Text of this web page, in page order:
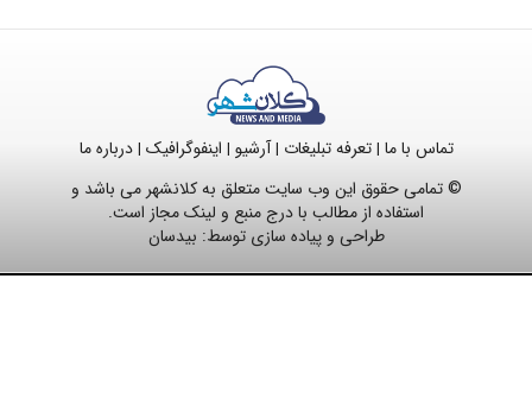
تماس با ما |تعرفه تبلیغات |آرشیو | اینفوگرافیک |درباره ما
© تمامی حقوق این وب سایت متعلق به کلانشهر می باشد و
استفاده از مطالب با درج منبع و لینک مجاز است.
طراحی و پیاده سازی توسط: بیدسان